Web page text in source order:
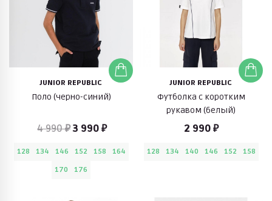
JUNIOR REPUBLIC
Поло (черно-синий)
4 990 ₽3 990 ₽
128 134 146 152 158
164
170
176
JUNIOR REPUBLIC
Футболка с коротким
рукавом (белый)
2 990 ₽
128 134 140 146 152 158